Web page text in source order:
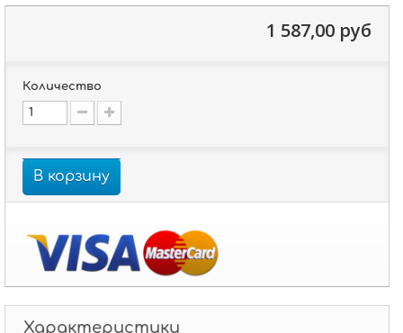
1 587,00 руб
Количество
В корзину
Характеристики